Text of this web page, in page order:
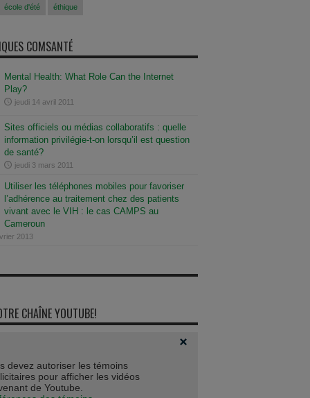
école d'été éthique
COMSANTÉ
Mental Health: What Role Can the Internet
Play?
jeudi 14 avril 2011
Sites officiels ou médias collaboratifs : quelle
information privilégie-t-on lorsqu’il est question
de santé?
jeudi 3 mars 2011
Utiliser les téléphones mobiles pour favoriser
l’adhérence au traitement chez des patients
vivant avec le VIH : le cas CAMPS au
Cameroun
2013
CHAÎNE YOUTUBE!
devez autoriser les témoins
pour afficher les vidéos
de Youtube.